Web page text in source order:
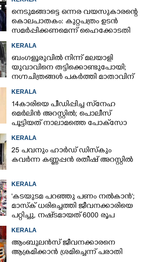
നെടുമങ്ങാട്ടെ ഒന്നര വയസുകാരന്റെ
കൊലപാതകം: കുറ്റപത്രം ഉടൻ
സമർപ്പിക്കണമെന്ന് ഹൈക്കോടതി
KERALA
ബംഗളൂരുവിൽ നിന്ന് മലയാളി
യുവാവിനെ തട്ടിക്കൊണ്ടുപോയി;
നഗ്നചിത്രങ്ങൾ പകർത്തി മാതാവിന്
അയച്ചു
KERALA
14കാരിയെ പീഡിപ്പിച്ച സ്‌നേഹ
മെർലിൻ അറസ്റ്റിൽ; പൊലീസ്
പൂട്ടിയത് നാലാമത്തെ പോക്‌സോ
കേസിൽ
KERALA
25 പവനും ഹാർഡ് ഡിസ്കും
കവർന്ന കണ്ണപ്പൻ രതീഷ് അറസ്റ്റിൽ
KERALA
'കടയുടമ പറഞ്ഞു പണം നൽകാൻ';
മാസ്‌ക് ധരിച്ചെത്തി ജീവനക്കാരിയെ
പറ്റിച്ചു, നഷ്‌ടമായത് 6000 രൂപ
KERALA
ആംബുലൻസ് ജീവനക്കാരനെ
ആക്രമിക്കാൻ ശ്രമിച്ചെന്ന് പരാതി